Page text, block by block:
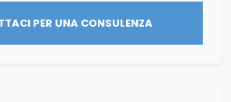
PER UNA CONSULENZA